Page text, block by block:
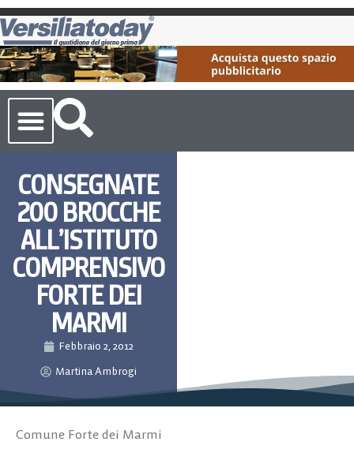
CONSEGNATE
200 BROCCHE
ALL’ISTITUTO
COMPRENSIVO
FORTE DEI
MARMI
Febbraio 2, 2012
Martina Ambrogi
Comune Forte dei Marmi